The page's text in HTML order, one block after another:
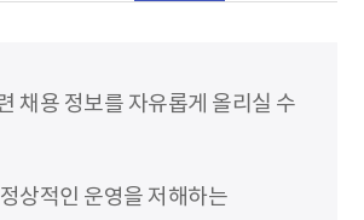
채용 정보를 자유롭게 올리실 수
상적인 운영을 저해하는